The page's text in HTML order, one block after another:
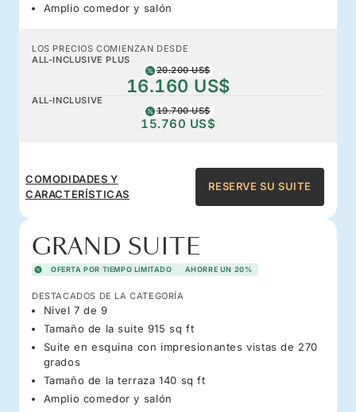
Amplio comedor y salón
LOS PRECIOS COMIENZAN DESDE
ALL-INCLUSIVE PLUS
20.200 US$
16.160 US$
ALL-INCLUSIVE
19.700 US$
15.760 US$
COMODIDADES Y
CARACTERÍSTICAS
RESERVE SU SUITE
GRAND SUITE
OFERTA POR TIEMPO LIMITADO AHORRE UN 20%
DESTACADOS DE LA CATEGORÍA
Nivel 7 de 9
Tamaño de la suite 915 sq ft
Suite en esquina con impresionantes vistas de 270
grados
Tamaño de la terraza 140 sq ft
Amplio comedor y salón